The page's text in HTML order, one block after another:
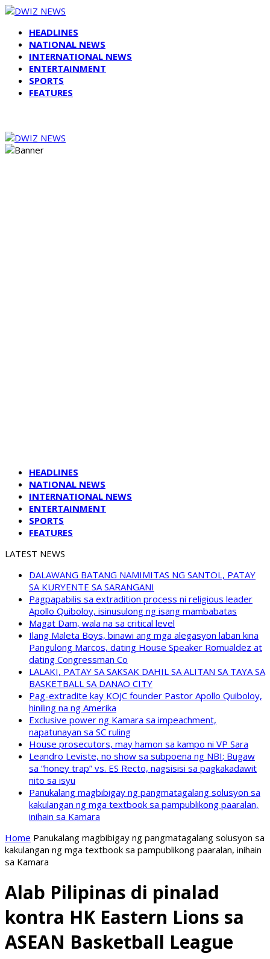
HEADLINES
NATIONAL NEWS
INTERNATIONAL NEWS
ENTERTAINMENT
SPORTS
FEATURES
HEADLINES
NATIONAL NEWS
INTERNATIONAL NEWS
ENTERTAINMENT
SPORTS
FEATURES
LATEST NEWS
DALAWANG BATANG NAMIMITAS NG SANTOL, PATAY
SA KURYENTE SA SARANGANI
Pagpapabilis sa extradition process ni religious leader
Apollo Quiboloy, isinusulong ng isang mambabatas
Magat Dam, wala na sa critical level
Ilang Maleta Boys, binawi ang mga alegasyon laban kina
Pangulong Marcos, dating House Speaker Romualdez at
dating Congressman Co
LALAKI, PATAY SA SAKSAK DAHIL SA ALITAN SA TAYA SA
BASKETBALL SA DANAO CITY
Pag-extradite kay KOJC founder Pastor Apollo Quiboloy,
hiniling na ng Amerika
Exclusive power ng Kamara sa impeachment,
napatunayan sa SC ruling
House prosecutors, may hamon sa kampo ni VP Sara
Leandro Leviste, no show sa subpoena ng NBI; Bugaw
sa “honey trap” vs. ES Recto, nagsisisi sa pagkakadawit
nito sa isyu
Panukalang magbibigay ng pangmatagalang solusyon sa
kakulangan ng mga textbook sa pampublikong paaralan,
inihain sa Kamara
Home Panukalang magbibigay ng pangmatagalang solusyon sa
kakulangan ng mga textbook sa pampublikong paaralan, inihain
sa Kamara
Alab Pilipinas di pinalad
kontra HK Eastern Lions sa
ASEAN Basketball League